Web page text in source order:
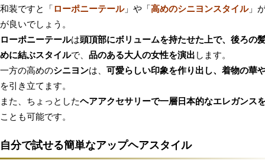
和装ですと「ローポニーテール」や「高めのシニヨンスタイル」
が良いでしょう。
ローポニーテールは頭頂部にボリュームを持たせた上で、後ろの
めに結ぶスタイルで、 品のある大人の女性を演出 します。
一方の高めのシニヨンは、 可愛らしい印象を作り出し、着物の華
を引き立てます。
また、ちょっとしたヘアアクセサリーで一層日本的なエレガンス
ことも可能です。
自分で試せる簡単なアップヘアスタイル